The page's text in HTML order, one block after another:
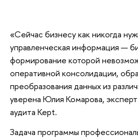
«Сейчас бизнесу как никогда
управленческая информация —
формирование которой
оперативной консолидации,
преобразования данных из
уверена Юлия Комарова,
аудита Kept.
Задача программы